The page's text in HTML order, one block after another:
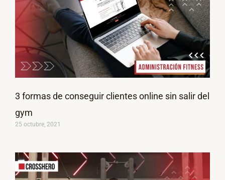
3 formas de conseguir clientes online sin salir del
gym
25 octubre, 2021